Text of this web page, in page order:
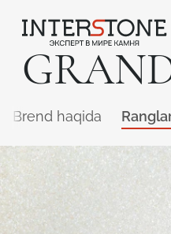
Brend haqida
Qaysi sohada